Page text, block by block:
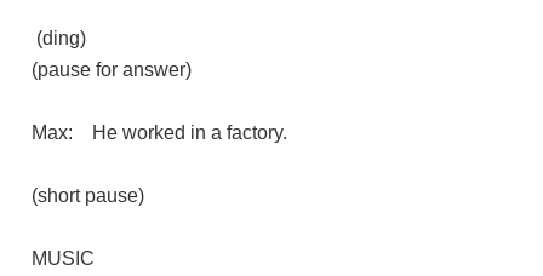
(ding)
(pause for answer)
Max: He worked in a factory.
(short pause)
MUSIC